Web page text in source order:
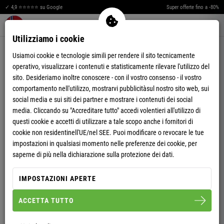
✓ 4,9 ⭐⭐⭐⭐⭐ su Google Super offerte fino a -80%
Warenkorb aufklappen
CAPPOTTI
C
T
I
O
T
P
P
P
A
C
C
T
I
O
T
P
-61%
Utilizziamo i cookie
Usiamoi cookie e tecnologie simili per rendere il sito tecnicamente
operativo, visualizzare i contenuti e statisticamente rilevare l'utilizzo del
sito. Desideriamo inoltre conoscere - con il vostro consenso - il vostro
comportamento nell'utilizzo, mostrarvi pubblicitàsul nostro sito web, sui
social media e sui siti dei partner e mostrare i contenuti dei social
media. Cliccando su "Accreditare tutto" accedi volentieri all'utilizzo di
questi cookie e accetti di utilizzare a tale scopo anche i fornitori di
cookie non residentinell'UE/nel SEE. Puoi modificare o revocare le tue
impostazioni in qualsiasi momento nelle preferenze dei cookie, per
saperne di più nella dichiarazione sulla protezione dei dati.
IMPOSTAZIONI APERTE
ACCETTA TUTTO